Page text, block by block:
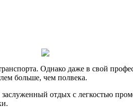
Однако даже в свой
больше, чем полвека.
отдых с легкостью